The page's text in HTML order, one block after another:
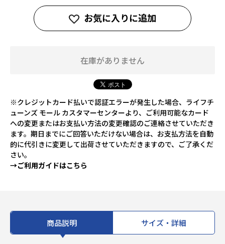
お気に入りに追加
在庫がありません
※クレジットカード払いで認証エラーが発生した場合、ライフチ
ューンズ モール カスタマーセンターより、ご利用可能なカード
への変更またはお支払い方法の変更確認のご連絡させていただき
ます。期日までにご回答いただけない場合は、お支払方法を自動
的に代引きに変更して出荷させていただきますので、ご了承くだ
さい。
→ご利用ガイドはこちら
商品説明 サイズ・詳細